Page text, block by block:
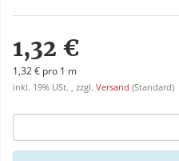
1,32 €
1,32 € pro 1 m
inkl. 19% USt. , zzgl. Versand (Standard)